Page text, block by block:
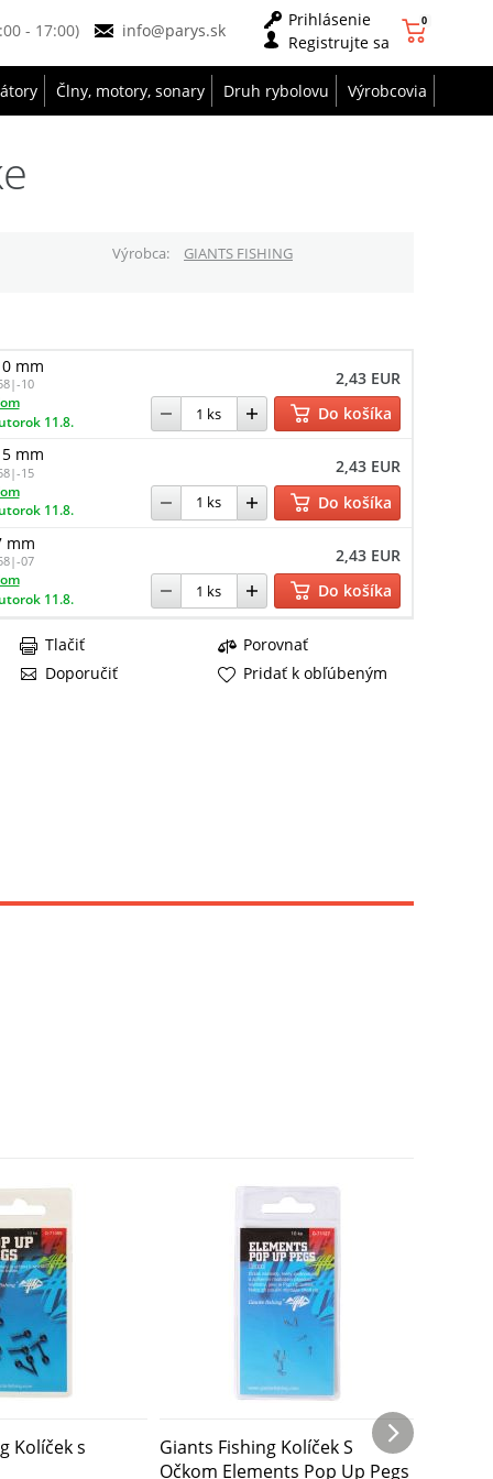
- 17:00) info@parys.sk
Prihlásenie
Registrujte sa
0
Člny, motory, sonary Druh rybolovu Výrobcovia
Výrobca
GIANTS FISHING
mm
10 2,43 EUR
utorok 11.8.
Do košíka
mm
15 2,43 EUR
utorok 11.8.
Do košíka
mm
07 2,43 EUR
utorok 11.8. Do košíka
Porovnať
Doporučiť
Tlačiť
Pridať k obľúbeným
Kolíček s
Giants Fishing Kolíček S
Očkom Elements Pop Up Pegs